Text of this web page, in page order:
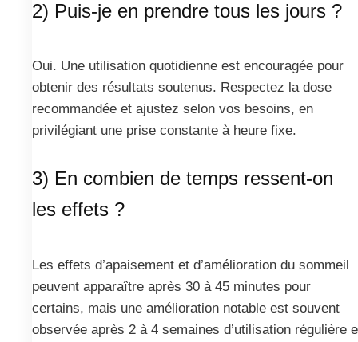
2) Puis-je en prendre tous les jours ?
Oui. Une utilisation quotidienne est encouragée pour
obtenir des résultats soutenus. Respectez la dose
recommandée et ajustez selon vos besoins, en
privilégiant une prise constante à heure fixe.
3) En combien de temps ressent-on
les effets ?
Les effets d’apaisement et d’amélioration du sommeil
peuvent apparaître après 30 à 45 minutes pour
certains, mais une amélioration notable est souvent
observée après 2 à 4 semaines d’utilisation régulière